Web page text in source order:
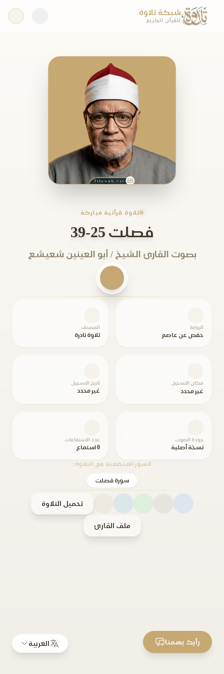
شبكة تلاوة
للقرآن الكريم
تلاوة قرآنية مباركة
فصلت 25-39
بصوت القارئ الشيخ / أبو العينين شعيشع
الرواية
حفص عن عاصم
المصحف
تلاوة نادرة
مكان التسجيل
غير محدد
تاريخ التسجيل
غير محدد
جودة الصوت
نسخة أصلية
عدد الاستماعات
0 استماع
السور المتضمنة في التلاوة:
سورة فصلت
تحميل التلاوة
ملف القارئ
العربية رأيك يهمنا